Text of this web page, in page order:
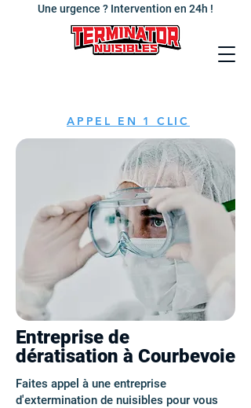
Une urgence ? Intervention en 24h !
APPEL EN 1 CLIC
Entreprise de
dératisation à Courbevoie
Faites appel à une entreprise
d'extermination de nuisibles pour vous